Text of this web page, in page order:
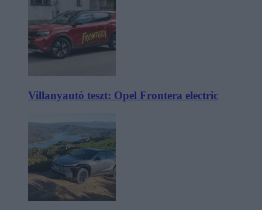
Villanyautó teszt: Opel Frontera electric